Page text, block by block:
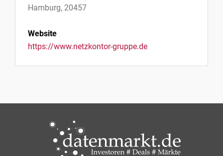
Hamburg, 20457
Website
https://www.netzkontor-gruppe.de